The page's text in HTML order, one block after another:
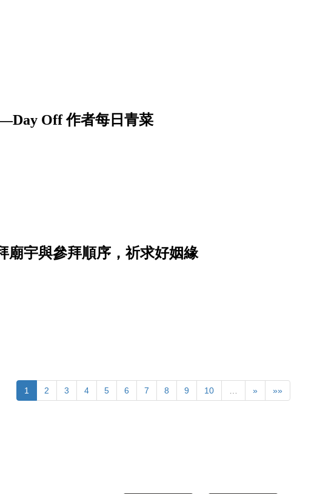
Off 作者每日青菜
廟宇與參拜順序，祈求好姻緣
1 2 3 4 5 6 7 8 9 10 … » »»